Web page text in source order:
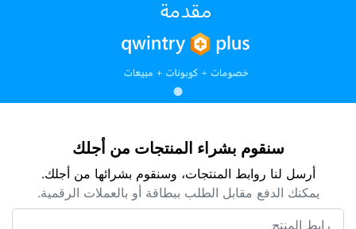
سنقوم بشراء المنتجات من أجلك
أرسل لنا روابط المنتجات، وسنقوم بشرائها من أجلك.
يمكنك الدفع مقابل الطلب ببطاقة أو بالعملات الرقمية.